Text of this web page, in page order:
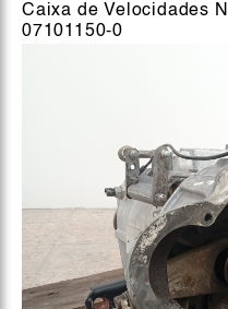
Caixa de Velocidades
07101150-0